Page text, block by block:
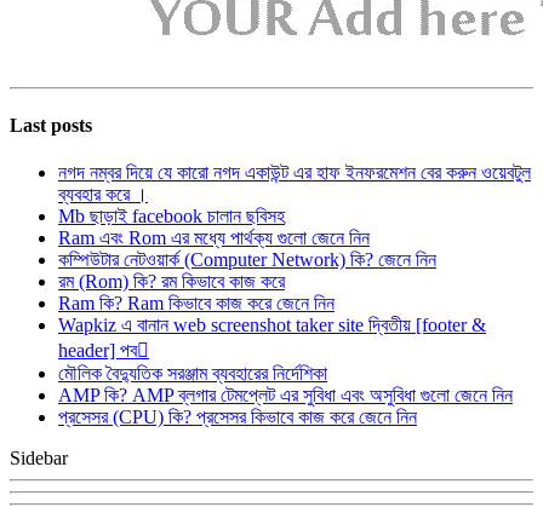
Last posts
নগদ নম্বর দিয়ে যে কারো নগদ একাউন্ট এর হাফ ইনফরমেশন বের করুন ওয়েবটুল
ব্যবহার করে ।
Mb ছাড়াই facebook চালান ছবিসহ
Ram এবং Rom এর মধ্যে পার্থক্য গুলো জেনে নিন
কম্পিউটার নেটওয়ার্ক (Computer Network) কি? জেনে নিন
রম (Rom) কি? রম কিভাবে কাজ করে
Ram কি? Ram কিভাবে কাজ করে জেনে নিন
Wapkiz এ বানান web screenshot taker site দ্বিতীয় [footer &
header] পব
মৌলিক বৈদ্যুতিক সরঞ্জাম ব্যবহারের নির্দেশিকা
AMP কি? AMP ব্লগার টেমপ্লেট এর সুবিধা এবং অসুবিধা গুলো জেনে নিন
প্রসেসর (CPU) কি? প্রসেসর কিভাবে কাজ করে জেনে নিন
Sidebar